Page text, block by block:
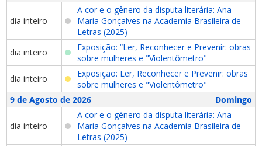
dia inteiro
A cor e o gênero da disputa literária: Ana
Maria Gonçalves na Academia Brasileira de
Letras (2025)
dia inteiro
Exposição: “Ler, Reconhecer e Prevenir: obras
sobre mulheres e "Violentômetro"
dia inteiro
Exposição: Ler, Reconhecer e Prevenir: obras
sobre mulheres e "Violentômetro"
9 de Agosto de 2026
Domingo
dia inteiro
A cor e o gênero da disputa literária: Ana
Maria Gonçalves na Academia Brasileira de
Letras (2025)